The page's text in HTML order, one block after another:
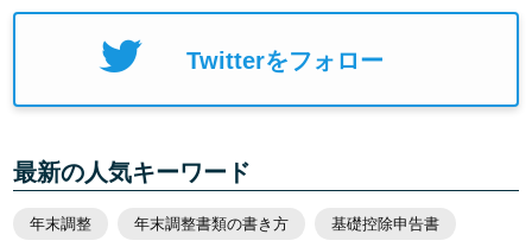
Twitterをフォロー
最新の人気キーワード
年末調整 年末調整書類の書き方 基礎控除申告書